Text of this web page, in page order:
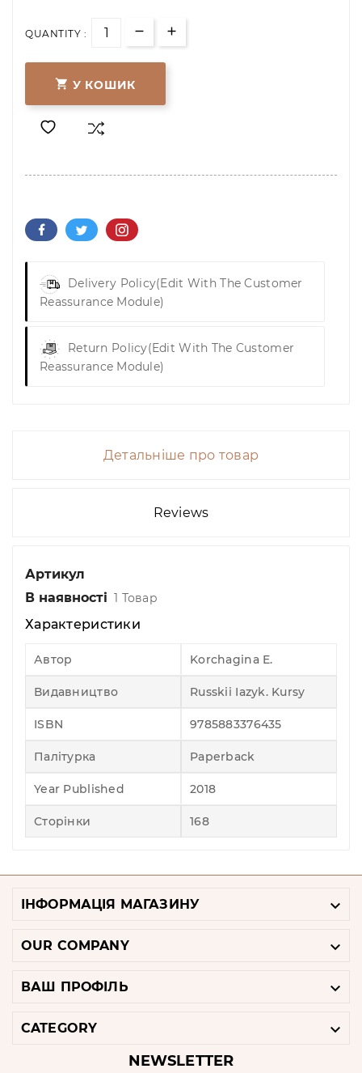
QUANTITY :
 У КОШИК
Delivery Policy(edit With The Customer
Reassurance Module)
Return Policy(edit With The Customer
Reassurance Module)
Детальніше про товар
Reviews
Артикул
В наявності 1 Товар
Характеристики
Автор Korchagina E.
Видавництво Russkii Iazyk. Kursy
ISBN 9785883376435
Палітурка Paperback
Year Published 2018
Сторінки 168
ІНФОРМАЦІЯ МАГАЗИНУ 
OUR COMPANY 
ВАШ ПРОФІЛЬ 
CATEGORY 
NEWSLETTER